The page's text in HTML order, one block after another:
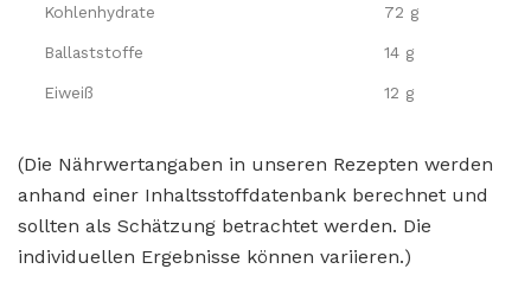
Kohlenhydrate 72 g
Ballaststoffe 14 g
Eiweiß 12 g
(Die Nährwertangaben in unseren Rezepten werden
anhand einer Inhaltsstoffdatenbank berechnet und
sollten als Schätzung betrachtet werden. Die
individuellen Ergebnisse können variieren.)